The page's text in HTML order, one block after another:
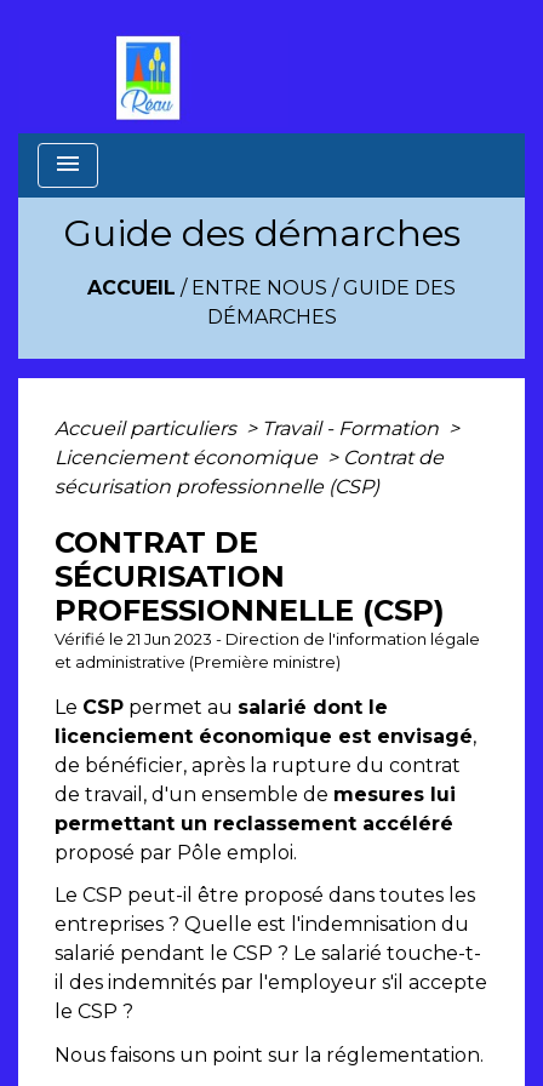
menu
Guide des démarches
ACCUEIL / ENTRE NOUS /GUIDE DES
DÉMARCHES
Accueil particuliers > Travail - Formation >
Licenciement économique > Contrat de
sécurisation professionnelle (CSP)
CONTRAT DE
SÉCURISATION
PROFESSIONNELLE (CSP)
Vérifié le 21 Jun 2023 - Direction de l'information légale
et administrative (Première ministre)
Le CSP permet au salarié dont le
licenciement économique est envisagé,
de bénéficier, après la rupture du contrat
de travail, d'un ensemble de mesures lui
permettant un reclassement accéléré
proposé par Pôle emploi.
Le CSP peut-il être proposé dans toutes les
entreprises ? Quelle est l'indemnisation du
salarié pendant le CSP ? Le salarié touche-t-
il des indemnités par l'employeur s'il accepte
le CSP ?
Nous faisons un point sur la réglementation.